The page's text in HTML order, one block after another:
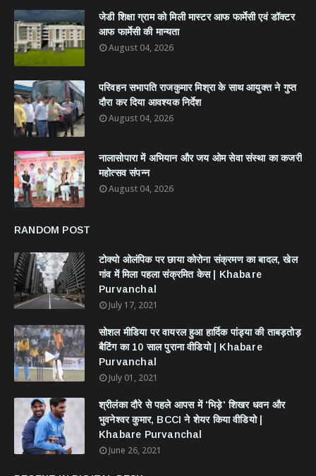
जेडी शिक्षा ग्राम को मिली मास्टर आफ फार्मेसी एवं डॉक्टर
आफ फार्मेसी की मान्यता
August 04, 2026
परिवहन सभापति राजकुमार मिश्रा के साथ आयुक्त ने गुप्त
दौरा कर दिया आवश्यक निर्देश
August 04, 2026
नालासोपारा में अभियान और जय ओम सेवा संस्था का कजरी
महोत्सव संपन्न
August 04, 2026
RANDOM POST
टोक्यो ओलंपिक पर छाया कोरोना संक्रमण का बादल, खेल
गांव में मिला पहला संक्रमित केस | Khabare
Purvanchal
July 17, 2021
सोशल मीडिया पर वायरल हुआ हार्दिक पांड्या की ताबड़तोड़
बैटिंग का 10 साल पुराना वीडियो | Khabare
Purvanchal
July 01, 2021
श्रीलंका दौरे से पहले आपस में 'भिड़े' शिखर धवन और
भुवनेश्वर कुमार, BCCI ने शेयर किया वीडियो |
Khabare Purvanchal
June 26, 2021